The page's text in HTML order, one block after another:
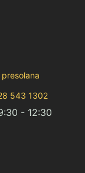
543 1302
- 12:30